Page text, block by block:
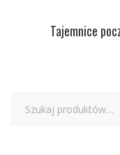
Tajemnice